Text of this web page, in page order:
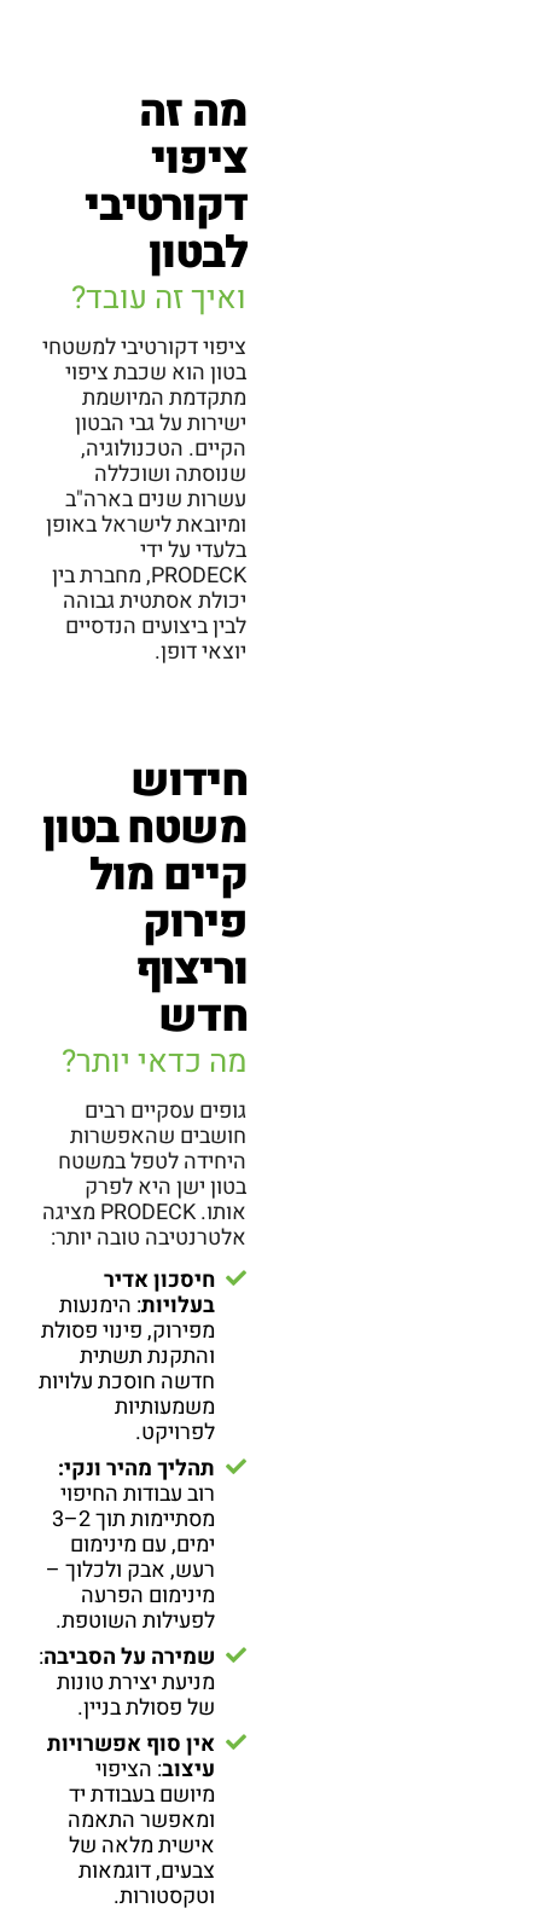
מה זה
ציפוי
דקורטיבי
לבטון
ואיך זה עובד?
ציפוי דקורטיבי למשטחי
בטון הוא שכבת ציפוי
מתקדמת המיושמת
ישירות על גבי הבטון
הקיים. הטכנולוגיה,
שנוסתה ושוכללה
עשרות שנים בארה"ב
ומיובאת לישראל באופן
בלעדי על ידי
PRODECK, מחברת בין
יכולת אסתטית גבוהה
לבין ביצועים הנדסיים
יוצאי דופן.
חידוש
משטח בטון
קיים מול
פירוק
וריצוף
חדש
מה כדאי יותר?
גופים עסקיים רבים
חושבים שהאפשרות
היחידה לטפל במשטח
בטון ישן היא לפרק
אותו. PRODECK מציגה
אלטרנטיבה טובה יותר:
חיסכון אדיר
בעלויות: הימנעות
מפירוק, פינוי פסולת
והתקנת תשתית
חדשה חוסכת עלויות
משמעותיות
לפרויקט.
תהליך מהיר ונקי:
רוב עבודות החיפוי
מסתיימות תוך 2–3
ימים, עם מינימום
רעש, אבק ולכלוך –
מינימום הפרעה
לפעילות השוטפת.
שמירה על הסביבה:
מניעת יצירת טונות
של פסולת בניין.
אין סוף אפשרויות
עיצוב: הציפוי
מיושם בעבודת יד
ומאפשר התאמה
אישית מלאה של
צבעים, דוגמאות
וטקסטורות.